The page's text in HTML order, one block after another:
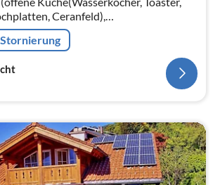
Ceranfeld),
Kaffeemaschine(Filter)